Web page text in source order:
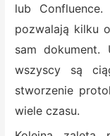
lub
pozwalają kilku
sam dokument.
wszyscy są
stworzenie
wiele czasu.